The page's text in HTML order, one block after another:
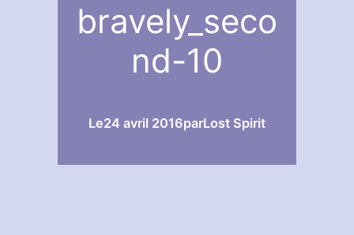
bravely_seco
nd-10
Le24 avril 2016parLost Spirit